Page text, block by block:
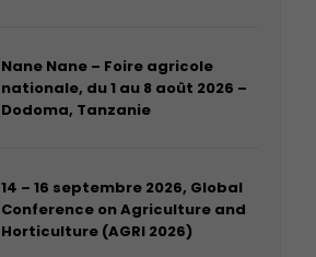
Nane Nane – Foire agricole
nationale, du 1 au 8 août 2026 –
Dodoma, Tanzanie
14 – 16 septembre 2026, Global
Conference on Agriculture and
Horticulture (AGRI 2026)